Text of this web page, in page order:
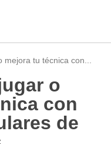
tu técnica con...
con
de